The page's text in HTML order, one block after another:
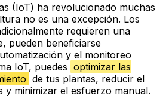
(IoT) ha revolucionado muchas
no es una excepción. Los
requieren una
pueden beneficiarse
y el monitoreo
IoT, puedes optimizar las
de tus plantas, reducir el
y minimizar el esfuerzo manual.